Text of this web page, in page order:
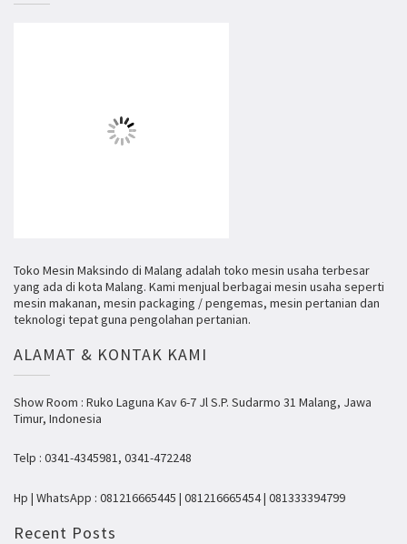
Toko Mesin Maksindo di Malang adalah toko mesin usaha terbesar
yang ada di kota Malang. Kami menjual berbagai mesin usaha seperti
mesin makanan, mesin packaging / pengemas, mesin pertanian dan
teknologi tepat guna pengolahan pertanian.
ALAMAT & KONTAK KAMI
Show Room : Ruko Laguna Kav 6-7 Jl S.P. Sudarmo 31 Malang, Jawa
Timur, Indonesia
Telp : 0341-4345981, 0341-472248
Hp | WhatsApp : 081216665445 | 081216665454 | 081333394799
Recent Posts